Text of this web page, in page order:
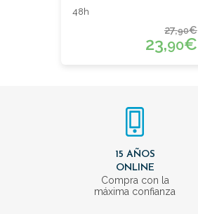
48h
27,90€
23,90€
15 AÑOS
ONLINE
Compra con la
máxima confianza